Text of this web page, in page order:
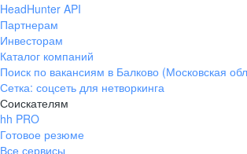
HeadHunter API
Партнерам
Инвесторам
Каталог компаний
Поиск по вакансиям в Балково (Московская
Сетка: соцсеть для нетворкинга
Соискателям
hh PRO
Готовое резюме
Все сервисы